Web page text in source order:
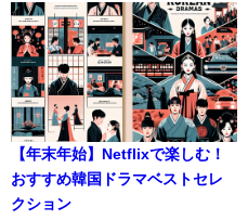
【年末年始】Netflixで楽しむ！
おすすめ韓国ドラマベストセレ
クション